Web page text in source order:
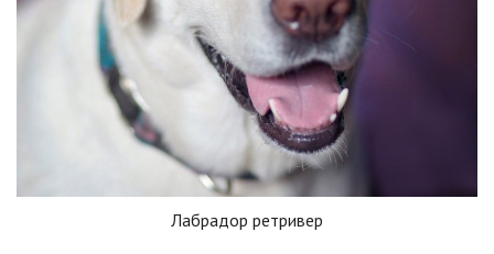
Лабрадор ретривер